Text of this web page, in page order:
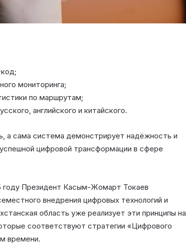
мониторинга;
по маршрутам;
английского и китайского.
а сама система демонстрирует надёжность и
цифровой трансформации в сфере
году Президент Касым-Жомарт Токаев
внедрения цифровых технологий и
область уже реализует эти принципы на
соответствуют стратегии «Цифрового
времени.